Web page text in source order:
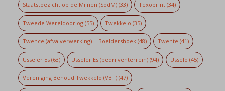
Staatstoezicht op de Mijnen (SodM)(33) Texoprint (34)
Tweede Wereldoorlog(55) Twekkelo (35)
Twence (afvalverwerking) | Boeldershoek(48) Twente (41)
Usseler Es(63) Usseler Es (bedrijventerrein) (94) Usselo (45)
Vereniging Behoud Twekkelo (VBT)(47)